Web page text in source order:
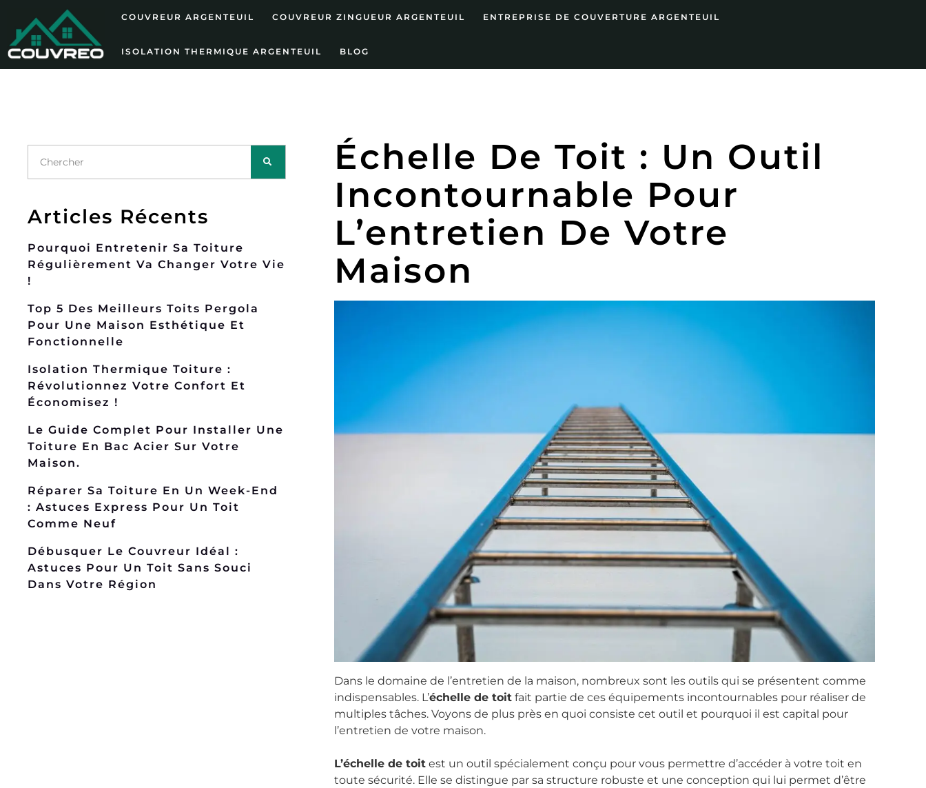
COUVREUR ARGENTEUIL COUVREUR ZINGUEUR ARGENTEUIL ENTREPRISE DE COUVERTURE ARGENTEUIL
ISOLATION THERMIQUE ARGENTEUIL BLOG
Articles Récents
Pourquoi Entretenir Sa Toiture
Régulièrement Va Changer Votre Vie
!
Top 5 Des Meilleurs Toits Pergola
Pour Une Maison Esthétique Et
Fonctionnelle
Isolation Thermique Toiture :
Révolutionnez Votre Confort Et
Économisez !
Le Guide Complet Pour Installer Une
Toiture En Bac Acier Sur Votre
Maison.
Réparer Sa Toiture En Un Week-End
: Astuces Express Pour Un Toit
Comme Neuf
Débusquer Le Couvreur Idéal :
Astuces Pour Un Toit Sans Souci
Dans Votre Région
Échelle De Toit : Un Outil
Incontournable Pour
L’entretien De Votre
Maison
Dans le domaine de l’entretien de la maison, nombreux sont les outils qui se présentent comme
indispensables. L’échelle de toit fait partie de ces équipements incontournables pour réaliser de
multiples tâches. Voyons de plus près en quoi consiste cet outil et pourquoi il est capital pour
l’entretien de votre maison.
L’échelle de toit est un outil spécialement conçu pour vous permettre d’accéder à votre toit en
toute sécurité. Elle se distingue par sa structure robuste et une conception qui lui permet d’être